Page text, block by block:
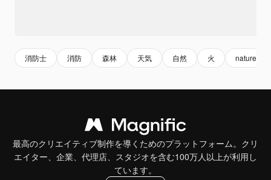
消防士 消防 森林 天気 自然 火 nature
最高のクリエイティブ制作を導くためのプラットフォーム。クリ
エイター、企業、代理店、スタジオを含む100万人以上が利用し
ています。